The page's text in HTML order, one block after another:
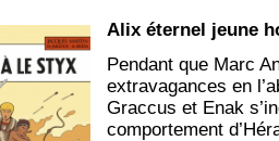
Alix éternel jeune
Pendant que Marc
extravagances en
Graccus et Enak
comportement